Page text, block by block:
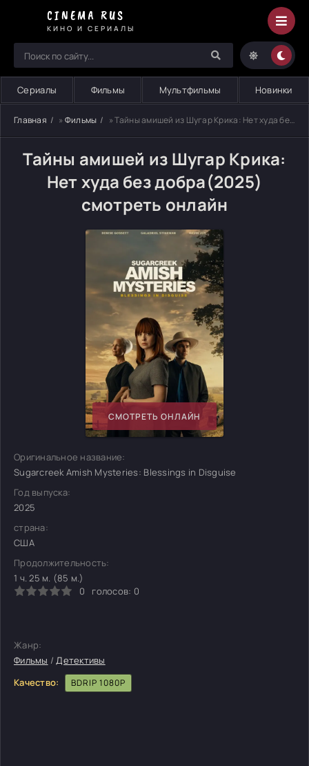
CINEMA RUS
КИНО И СЕРИАЛЫ
Сериалы Фильмы Мультфильмы Новинки
Главная » Фильмы » Тайны амишей из Шугар Крика: Нет худа без добра
Тайны амишей из Шугар Крика:
Нет худа без добра(2025)
смотреть онлайн
СМОТРЕТЬ ОНЛАЙН
Оригинальное название:
Sugarcreek Amish Mysteries: Blessings in Disguise
Год выпуска:
2025
страна:
США
Продолжительность:
1 ч. 25 м. (85 м.)
0
голосов: 0
Жанр:
Фильмы /Детективы
Качество:
BDRIP 1080P